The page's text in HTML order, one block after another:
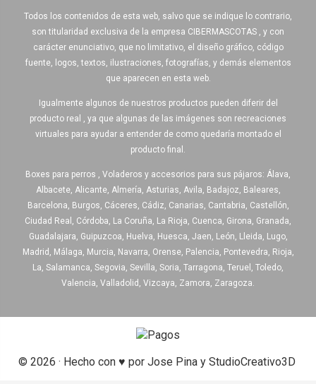
Todos los contenidos de esta web, salvo que se indique lo contrario,
son titularidad exclusiva de la empresa CIBERMASCOTAS , y con
carácter enunciativo, que no limitativo, el diseño gráfico, código
fuente, logos, textos, ilustraciones, fotografías, y demás elementos
que aparecen en esta web.
Igualmente algunos de nuestros productos pueden diferir del
producto real , ya que algunas de las imágenes son recreaciones
virtuales para ayudar a entender de como quedaría montado el
producto final.
Boxes para perros , Voladeros y accesorios para sus pájaros: Álava,
Albacete, Alicante, Almería, Asturias, Avila, Badajoz, Baleares,
Barcelona, Burgos, Cáceres, Cádiz, Canarias, Cantabria, Castellón,
Ciudad Real, Córdoba, La Coruña, La Rioja, Cuenca, Girona, Granada,
Guadalajara, Guipuzcoa, Huelva, Huesca, Jaen, León, Lleida, Lugo,
Madrid, Málaga, Murcia, Navarra, Orense, Palencia, Pontevedra, Rioja,
La, Salamanca, Segovia, Sevilla, Soria, Tarragona, Teruel, Toledo,
Valencia, Valladolid, Vizcaya, Zamora, Zaragoza.
© 2026 · Hecho con ♥ por Jose Pina y StudioCreativo3D